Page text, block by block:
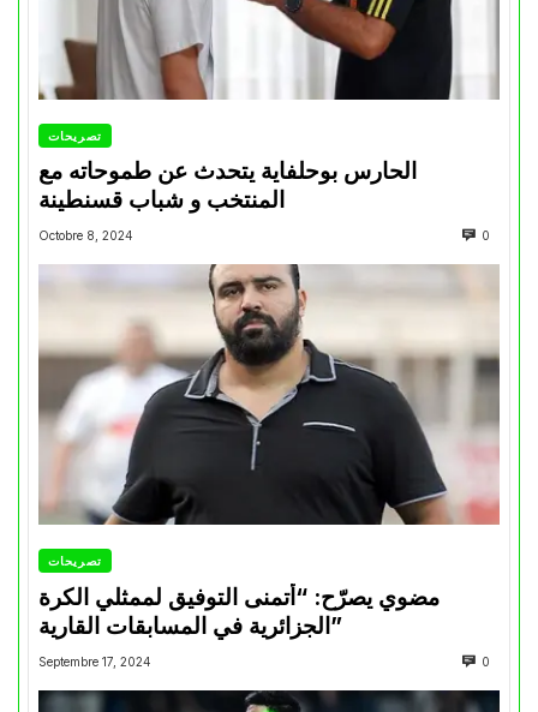
تصريحات
الحارس بوحلفاية يتحدث عن طموحاته مع
المنتخب و شباب قسنطينة
Octobre 8, 2024 0
تصريحات
مضوي يصرّح: “أتمنى التوفيق لممثلي الكرة
الجزائرية في المسابقات القارية”
Septembre 17, 2024 0